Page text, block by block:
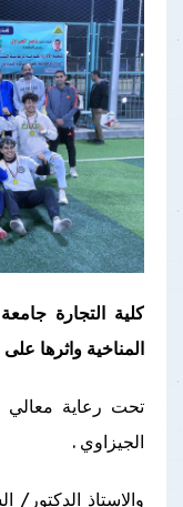
كلية التجارة
المناخية واثرها على
تحت رعاية معالي
الجيزاوي .
والاستاذ